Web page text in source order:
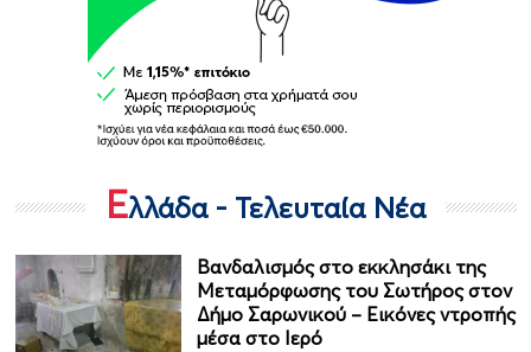
Ελλάδα - Τελευταία Νέα
Βανδαλισμός στο εκκλησάκι της
Μεταμόρφωσης του Σωτήρος στον
Δήμο Σαρωνικού – Εικόνες ντροπής
μέσα στο Ιερό